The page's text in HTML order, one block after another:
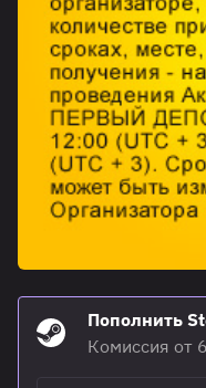
Пополнить
Комиссия от